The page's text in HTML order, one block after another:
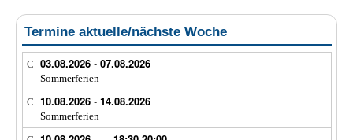
Termine aktuelle/nächste Woche
03.08.2026- 07.08.2026
Sommerferien
10.08.2026- 14.08.2026
Sommerferien